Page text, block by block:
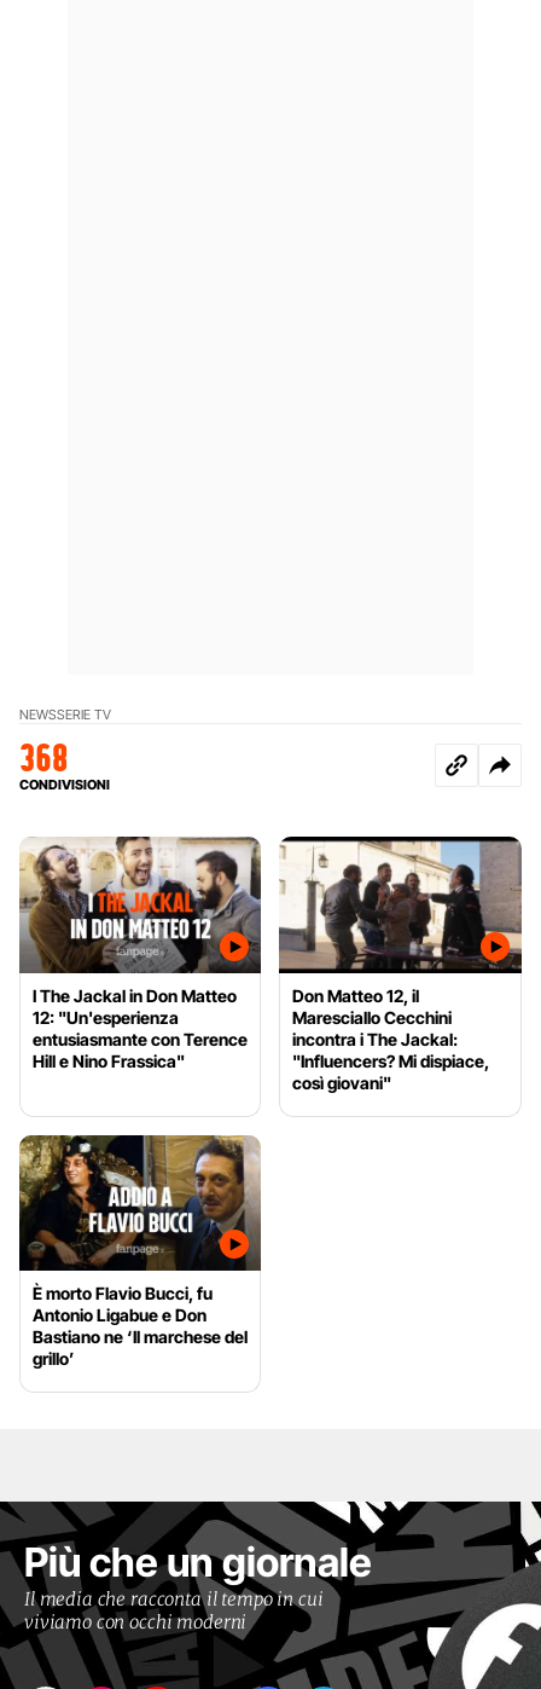
NEWSSERIE TV
368
CONDIVISIONI
I The Jackal in Don Matteo
12: "Un'esperienza
entusiasmante con Terence
Hill e Nino Frassica"
Don Matteo 12, il
Maresciallo Cecchini
incontra i The Jackal:
"Influencers? Mi dispiace,
così giovani"
È morto Flavio Bucci, fu
Antonio Ligabue e Don
Bastiano ne ‘Il marchese del
grillo’
Più che un giornale
Il media che racconta il tempo in cui
viviamo con occhi moderni